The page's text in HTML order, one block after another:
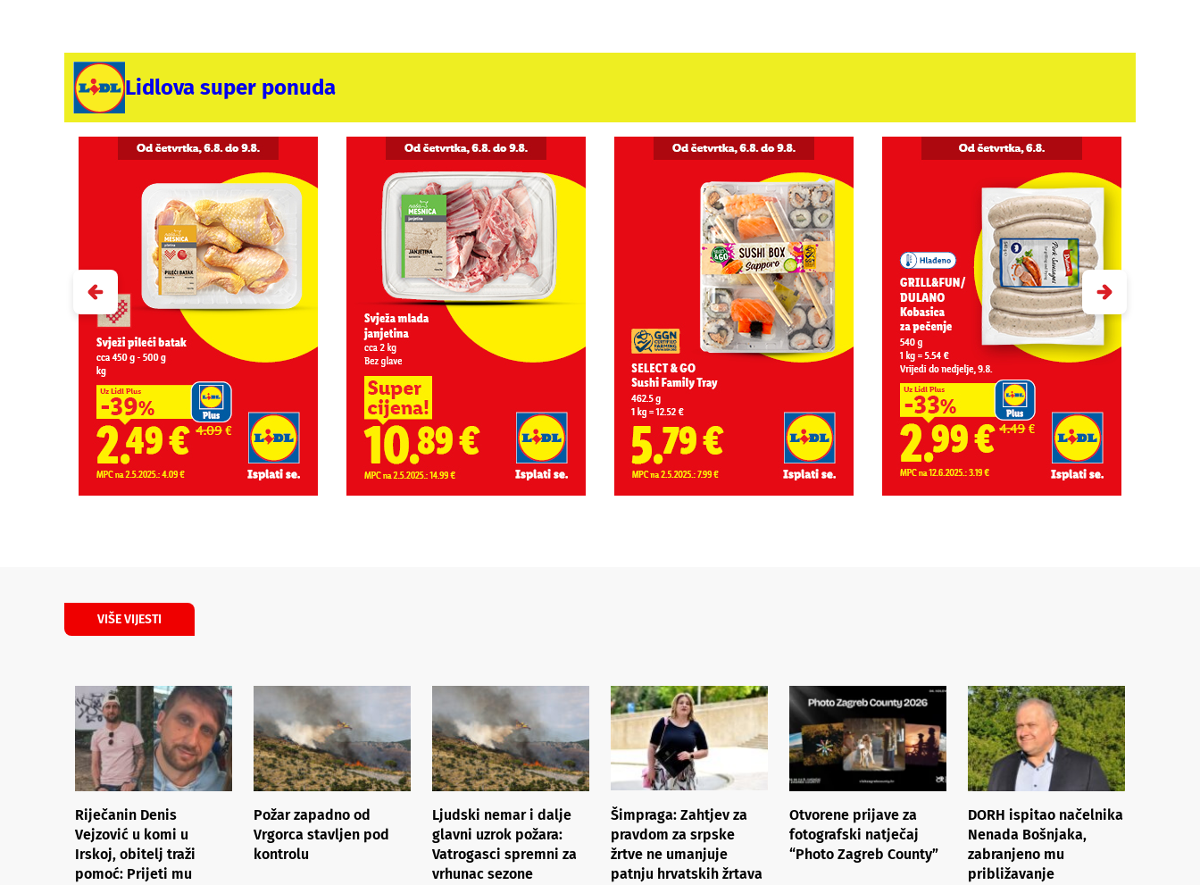
Lidlova super ponuda
VIŠE VIJESTI
Riječanin Denis
Vejzović u komi u
Irskoj, obitelj traži
pomoć: Prijeti mu
Požar zapadno od
Vrgorca stavljen pod
kontrolu
Ljudski nemar i dalje
glavni uzrok požara:
Vatrogasci spremni za
vrhunac sezone
Šimpraga: Zahtjev za
pravdom za srpske
žrtve ne umanjuje
patnju hrvatskih žrtava
Otvorene prijave za
fotografski natječaj
“Photo Zagreb County”
DORH ispitao načelnika
Nenada Bošnjaka,
zabranjeno mu
približavanje